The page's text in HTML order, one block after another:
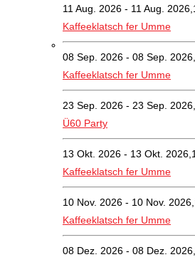
11 Aug. 2026 - 11 Aug.
Kaffeeklatsch fer Umme
08 Sep. 2026 - 08 Sep.
Kaffeeklatsch fer Umme
23 Sep. 2026 - 23 Sep.
Ü60 Party
13 Okt. 2026 - 13 Okt.
Kaffeeklatsch fer Umme
10 Nov. 2026 - 10 Nov.
Kaffeeklatsch fer Umme
08 Dez. 2026 - 08 Dez.